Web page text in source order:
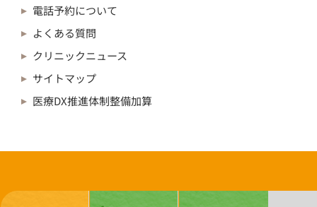
電話予約について
よくある質問
クリニックニュース
サイトマップ
医療DX推進体制整備加算